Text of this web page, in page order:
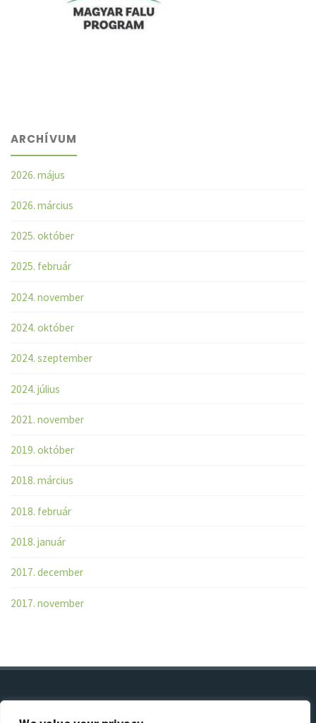
ARCHÍVUM
2026. május
2026. március
2025. október
2025. február
2024. november
2024. október
2024. szeptember
2024. július
2021. november
2019. október
2018. március
2018. február
2018. január
2017. december
2017. november